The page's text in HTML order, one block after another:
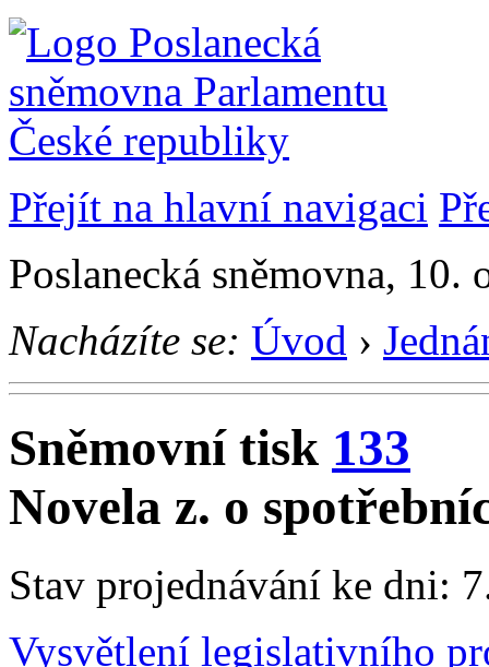
Přejít na hlavní navigaci
Poslanecká sněmovna, 10.
Nacházíte se: Úvod ›
Sněmovní tisk 133
Novela z. o
Stav projednávání ke dni:
Vysvětlení legislativního